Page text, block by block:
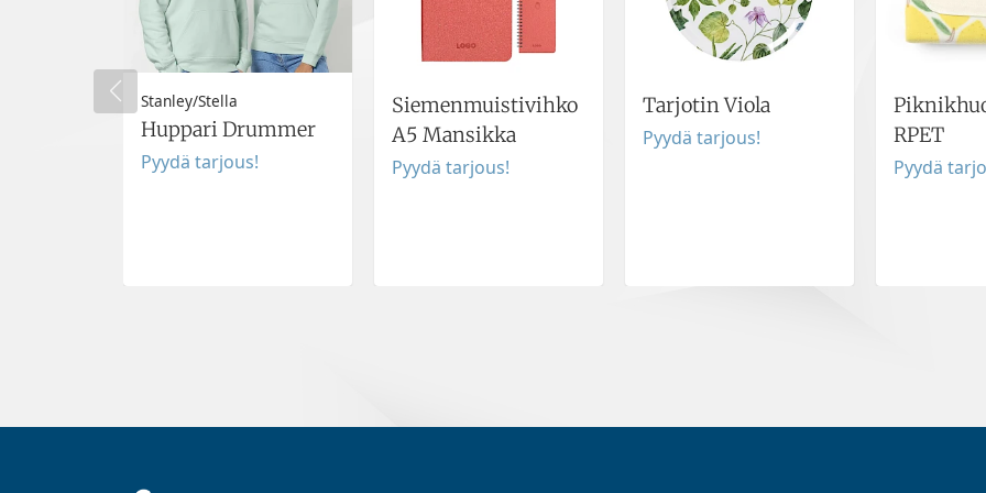
Stanley/Stella
Huppari Drummer
Pyydä tarjous!
Siemenmuistivihko
A5 Mansikka
Pyydä tarjous!
Tarjotin Viola
Pyydä tarjous!
RPET
Pyydä